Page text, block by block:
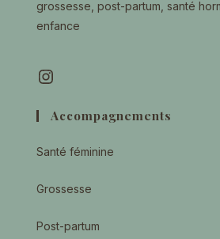
grossesse, post-partum, santé
enfance
Instagram
Accompagnements
Santé féminine
Grossesse
Post-partum